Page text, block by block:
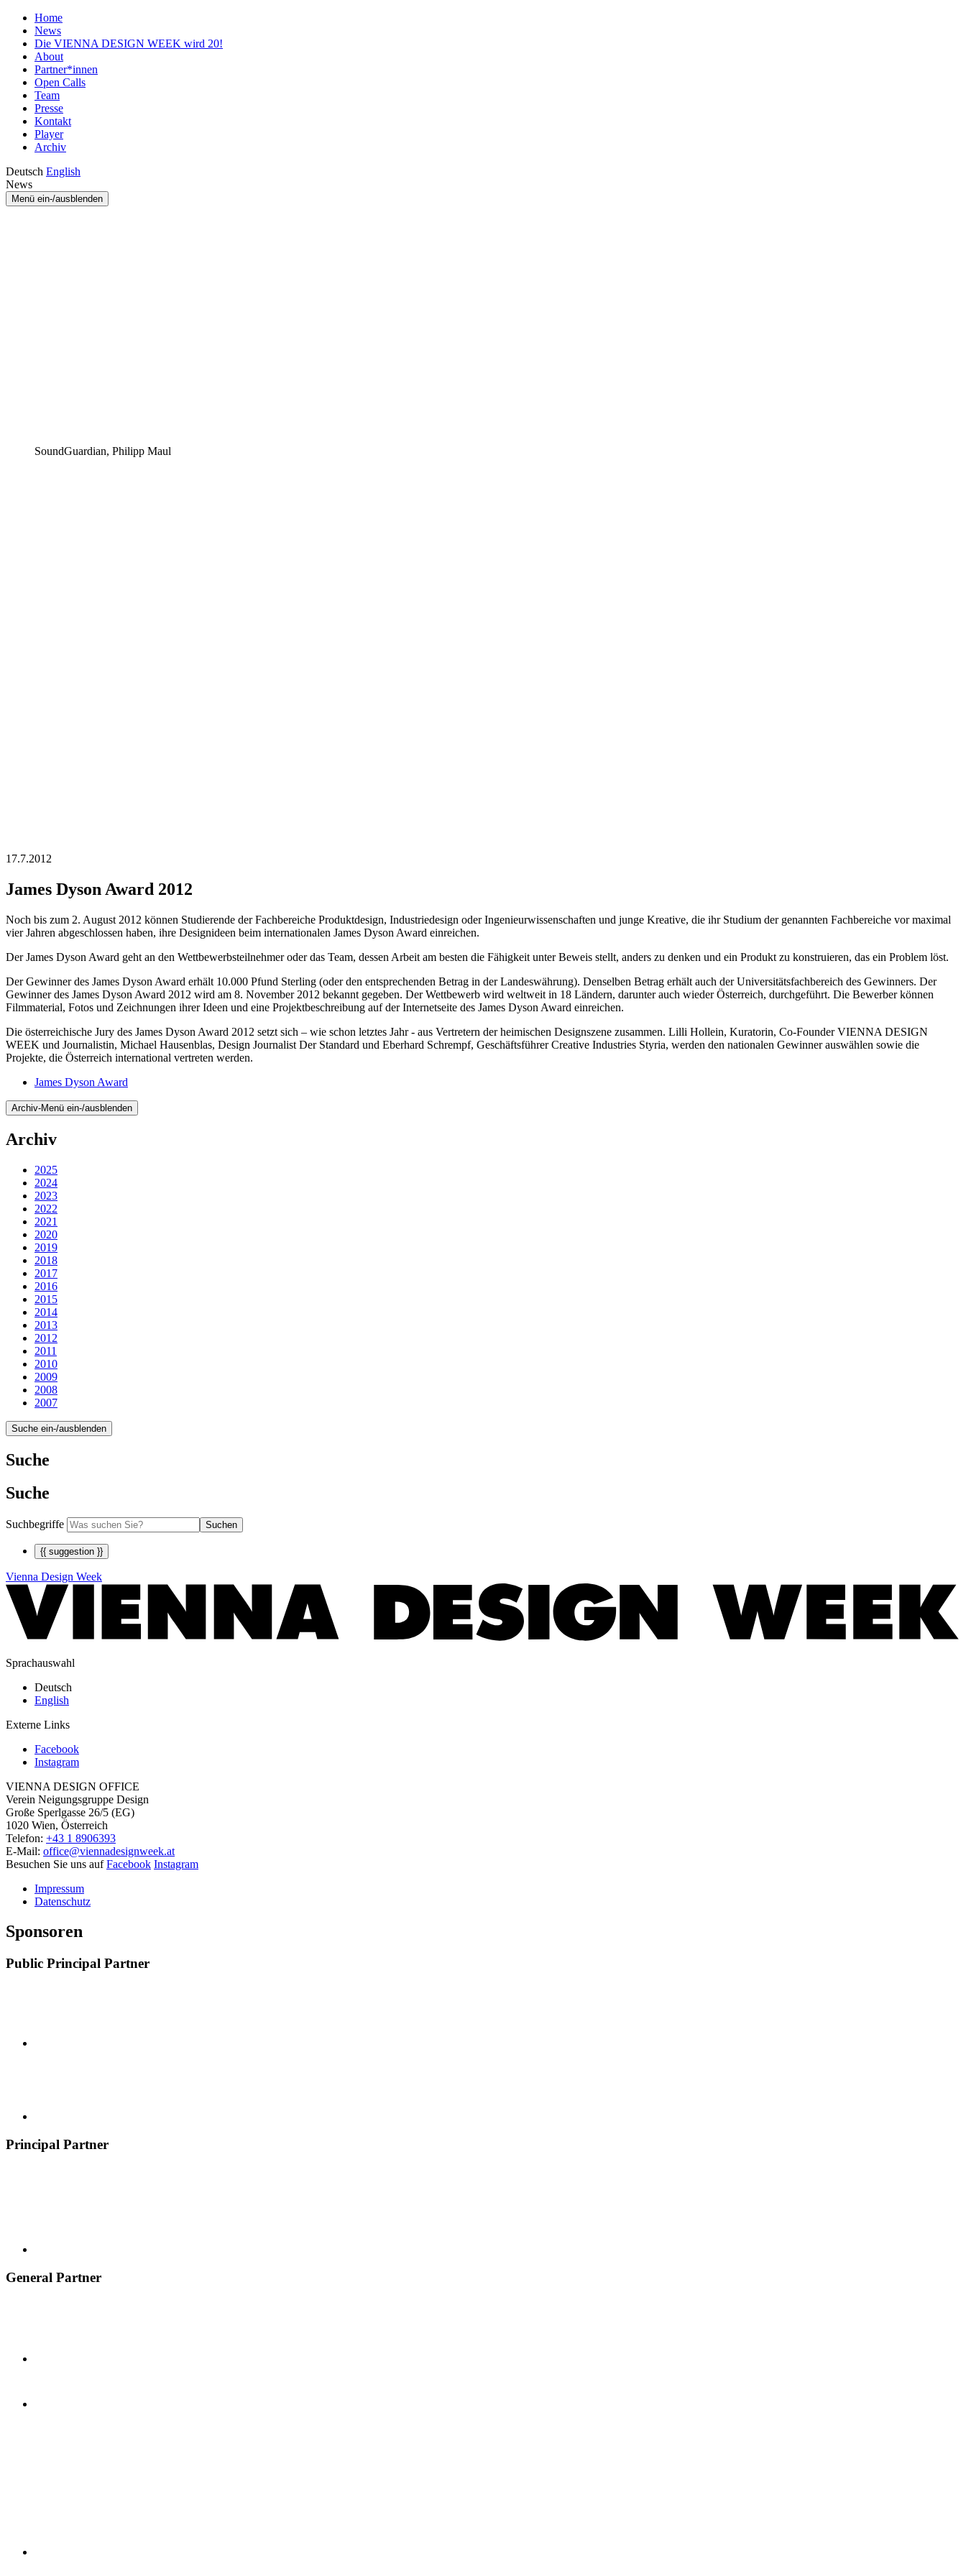
Home
News
Die VIENNA DESIGN WEEK wird 20!
About
Partner*innen
Open Calls
Team
Presse
Kontakt
Player
Archiv
Deutsch English
News
Menü ein-/ausblenden
SoundGuardian, Philipp Maul
17.7.2012
James Dyson Award 2012
Noch bis zum 2. August 2012 können Studierende der Fachbereiche Produktdesign, Industriedesign oder Ingenieurwissenschaften und junge Kreative, die ihr Studium der genannten Fachbereiche vor maximal
vier Jahren abgeschlossen haben, ihre Designideen beim internationalen James Dyson Award einreichen.
Der James Dyson Award geht an den Wettbewerbsteilnehmer oder das Team, dessen Arbeit am besten die Fähigkeit unter Beweis stellt, anders zu denken und ein Produkt zu konstruieren, das ein Problem löst.
Der Gewinner des James Dyson Award erhält 10.000 Pfund Sterling (oder den entsprechenden Betrag in der Landeswährung). Denselben Betrag erhält auch der Universitätsfachbereich des Gewinners. Der
Gewinner des James Dyson Award 2012 wird am 8. November 2012 bekannt gegeben. Der Wettbewerb wird weltweit in 18 Ländern, darunter auch wieder Österreich, durchgeführt. Die Bewerber können
Filmmaterial, Fotos und Zeichnungen ihrer Ideen und eine Projektbeschreibung auf der Internetseite des James Dyson Award einreichen.
Die österreichische Jury des James Dyson Award 2012 setzt sich – wie schon letztes Jahr - aus Vertretern der heimischen Designszene zusammen. Lilli Hollein, Kuratorin, Co-Founder VIENNA DESIGN
WEEK und Journalistin, Michael Hausenblas, Design Journalist Der Standard und Eberhard Schrempf, Geschäftsführer Creative Industries Styria, werden den nationalen Gewinner auswählen sowie die
Projekte, die Österreich international vertreten werden.
James Dyson Award
Archiv-Menü ein-/ausblenden
Archiv
2025
2024
2023
2022
2021
2020
2019
2018
2017
2016
2015
2014
2013
2012
2011
2010
2009
2008
2007
Suche ein-/ausblenden
Suche
Suche
Suchbegriffe Suchen
{{ suggestion }}
Vienna Design Week
Sprachauswahl
Deutsch
English
Externe Links
Facebook
Instagram
VIENNA DESIGN OFFICE
Verein Neigungsgruppe Design
Große Sperlgasse 26/5 (EG)
1020 Wien, Österreich
Telefon: +43 1 8906393
E-Mail: office@viennadesignweek.at
Besuchen Sie uns aufFacebook Instagram
Impressum
Datenschutz
Sponsoren
Public Principal Partner
Principal Partner
General Partner